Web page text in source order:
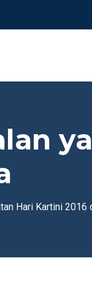
Hari Kartini 2016